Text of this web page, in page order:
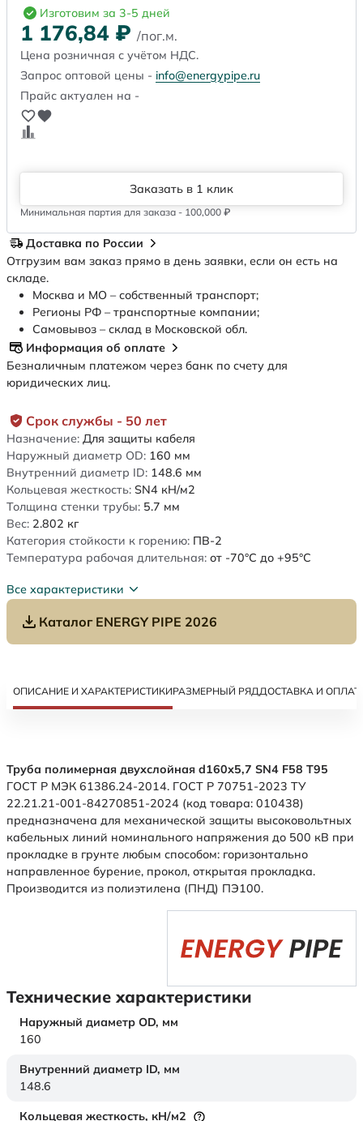
Срок службы - 50 лет
Назначение: Для защиты кабеля
Наружный диаметр OD: 160 мм
Внутренний диаметр ID: 148.6 мм
Кольцевая жесткость: SN4 кН/м2
Толщина стенки трубы: 5.7 мм
Вес: 2.802 кг
Категория стойкости к горению: ПВ-2
Температура рабочая длительная: от -70°C до +95°C
Все характеристики
Каталог ENERGY PIPE 2026
Изготовим за 3-5 дней
1 176,84 ₽ /пог.м.
Цена розничная с учётом НДС.
Запрос оптовой цены - info@energypipe.ru
Прайс актуален на -
Заказать в 1 клик
Минимальная партия для заказа - 100,000 ₽
Доставка по России
Отгрузим вам заказ прямо в день заявки, если он есть на
складе.
Москва и МО – собственный транспорт;
Регионы РФ – транспортные компании;
Самовывоз – склад в Московской обл.
Информация об оплате
Безналичным платежом через банк по счету для
юридических лиц.
ОПИСАНИЕ И ХАРАКТЕРИСТИКИРАЗМЕРНЫЙ РЯДДОСТАВКА И
Труба полимерная двухслойная d160х5,7 SN4 F58 Т95
ГОСТ Р МЭК 61386.24-2014. ГОСТ Р 70751-2023 ТУ
22.21.21-001-84270851-2024 (код товара: 010438)
предназначена для механической защиты высоковольтных
кабельных линий номинального напряжения до 500 кВ при
прокладке в грунте любым способом: горизонтально
направленное бурение, прокол, открытая прокладка.
Производится из полиэтилена (ПНД) ПЭ100.
Технические характеристики
Наружный диаметр OD, мм
160
Внутренний диаметр ID, мм
148.6
Кольцевая жесткость, кН/м2